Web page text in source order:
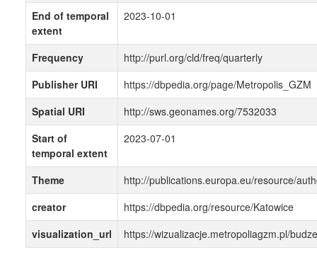
End of temporal
extent
2023-10-01
Frequency
http://purl.org/cld/freq/quarterly
Publisher URI
https://dbpedia.org/page/Metropolis_GZM
Spatial URI
http://sws.geonames.org/7532033
Start of
temporal extent
2023-07-01
Theme
http://publications.europa.eu/resource/
creator
https://dbpedia.org/resource/Katowice
visualization_url
https://wizualizacje.metropoliagzm.pl/